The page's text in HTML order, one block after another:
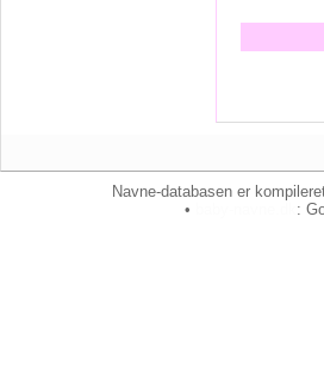
Navne-databasen er
•
: